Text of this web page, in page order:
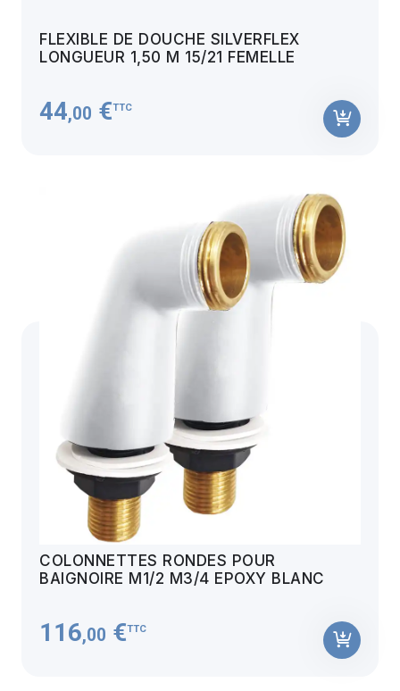
FLEXIBLE DE DOUCHE SILVERFLEX
LONGUEUR 1,50 M 15/21 FEMELLE
44,00 €TTC
COLONNETTES RONDES POUR
BAIGNOIRE M1/2 M3/4 EPOXY BLANC
116,00 €TTC